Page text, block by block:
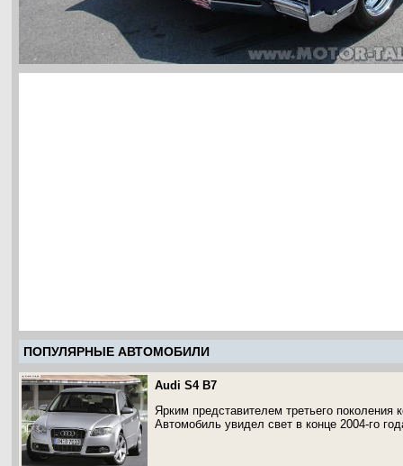
ПОПУЛЯРНЫЕ АВТОМОБИЛИ
Audi S4 B7
Ярким представителем третьего
Автомобиль увидел свет в конце 2004-го